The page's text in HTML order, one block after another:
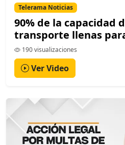
Telerama Noticias
90% de la capacidad
transporte llenas
190 visualizaciones
Ver Video